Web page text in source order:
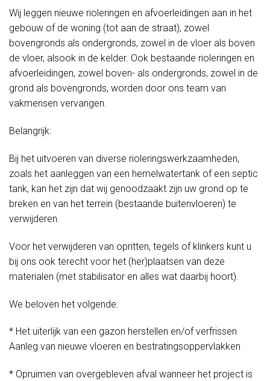
Wij leggen nieuwe rioleringen en afvoerleidingen aan in het
gebouw of de woning (tot aan de straat), zowel
bovengronds als ondergronds, zowel in de vloer als boven
de vloer, alsook in de kelder. Ook bestaande rioleringen en
afvoerleidingen, zowel boven- als ondergronds, zowel in de
grond als bovengronds, worden door ons team van
vakmensen vervangen.
Belangrijk:
Bij het uitvoeren van diverse rioleringswerkzaamheden,
zoals het aanleggen van een hemelwatertank of een septic
tank, kan het zijn dat wij genoodzaakt zijn uw grond op te
breken en van het terrein (bestaande buitenvloeren) te
verwijderen.
Voor het verwijderen van opritten, tegels of klinkers kunt u
bij ons ook terecht voor het (her)plaatsen van deze
materialen (met stabilisator en alles wat daarbij hoort).
We beloven het volgende:
* Het uiterlijk van een gazon herstellen en/of verfrissen
Aanleg van nieuwe vloeren en bestratingsoppervlakken
* Opruimen van overgebleven afval wanneer het project is